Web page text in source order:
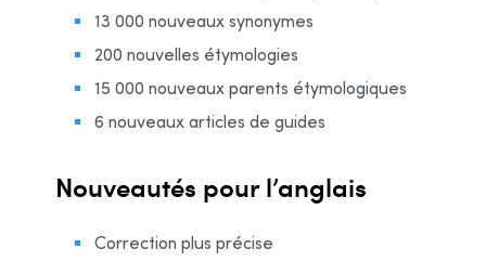
13 000 nouveaux synonymes
200 nouvelles étymologies
15 000 nouveaux parents étymologiques
6 nouveaux articles de guides
Nouveautés pour l’anglais
Correction plus précise